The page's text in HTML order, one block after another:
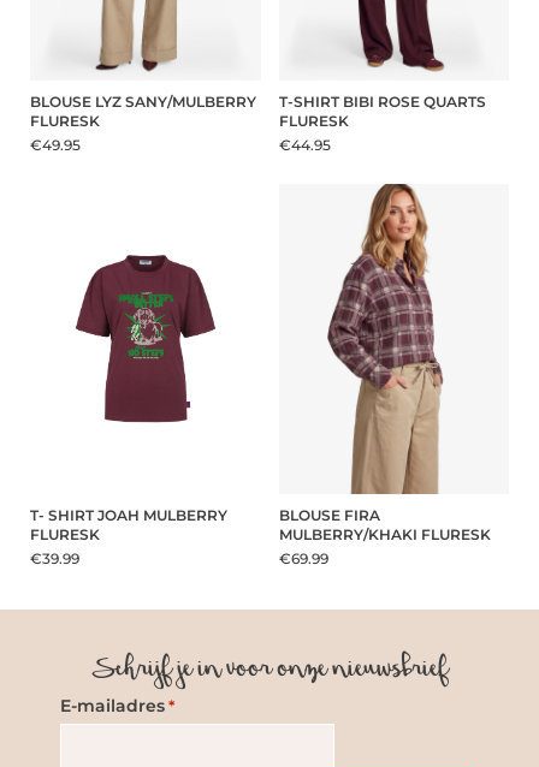
BLOUSE LYZ SANY/MULBERRY
FLURESK
€49.95
T-SHIRT BIBI ROSE QUARTS
FLURESK
€44.95
T- SHIRT JOAH MULBERRY
FLURESK
€39.99
BLOUSE FIRA
MULBERRY/KHAKI FLURESK
€69.99
Schrijf je in voor onze nieuwsbrief
E-mailadres *